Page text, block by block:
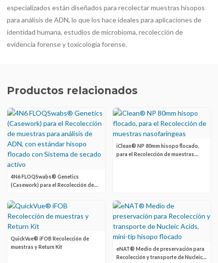
especializados están diseñados para recolectar muestras hisopos
para análisis de ADN, lo que los hace ideales para aplicaciones de
identidad humana, estudios de microbioma, recolección de
evidencia forense y toxicología forense.
Productos relacionados
4N6 FLOQSwabs® Genetics
(Casework) para el Recolección de
estándar hisopo flocado con Sistema
de secado activo
iClean® NP 80mm hisopo flocado,
para el Recolección de muestras
QuickVue® iFOB Recolección de
muestras y Return Kit
eNAT® Medio de preservación para
Recolección y transporte de Nucleic